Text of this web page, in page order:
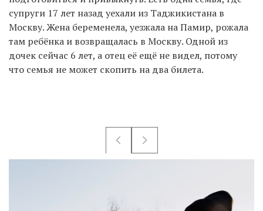
супруги 17 лет назад уехали из Таджикистана в
Москву. Жена беременела, уезжала на Памир, рожала
там ребёнка и возвращалась в Москву. Одной из
дочек сейчас 6 лет, а отец её ещё не видел, потому
что семья не может скопить на два билета.